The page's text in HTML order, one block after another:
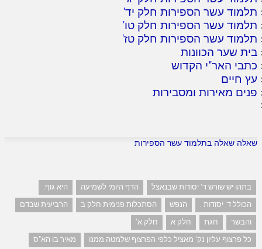
תלמוד עשר הספירות חלק יד'
תלמוד עשר הספירות חלק טו'
תלמוד עשר הספירות חלק טז'
בית שער הכוונות
כתבי האר"י הקדוש
עץ חיים
פנים מאירות ומסבירות
שאלה שאלה בתלמוד עשר הספירות
בתהו יש שורש ד' יסודות שבנאצל הדף היומי לשמיעה
היא גוף.
הכולל ד' יסודות .
הנפש הסתכלות פנימית חלק ב
הרביעית שבדם
והבשר
חגת חלק א
חלק א'
כל פרצוף עליון נק' מאציל כלפי הפרצוף שלמטה ממנו
מאיר בו הא"ס